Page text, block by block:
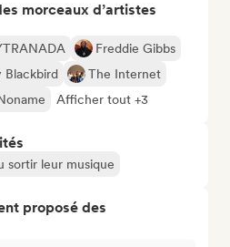
morceaux d’artistes
Freddie Gibbs
Blackbird
The Internet
Afficher tout +3
sortir leur musique
proposé des